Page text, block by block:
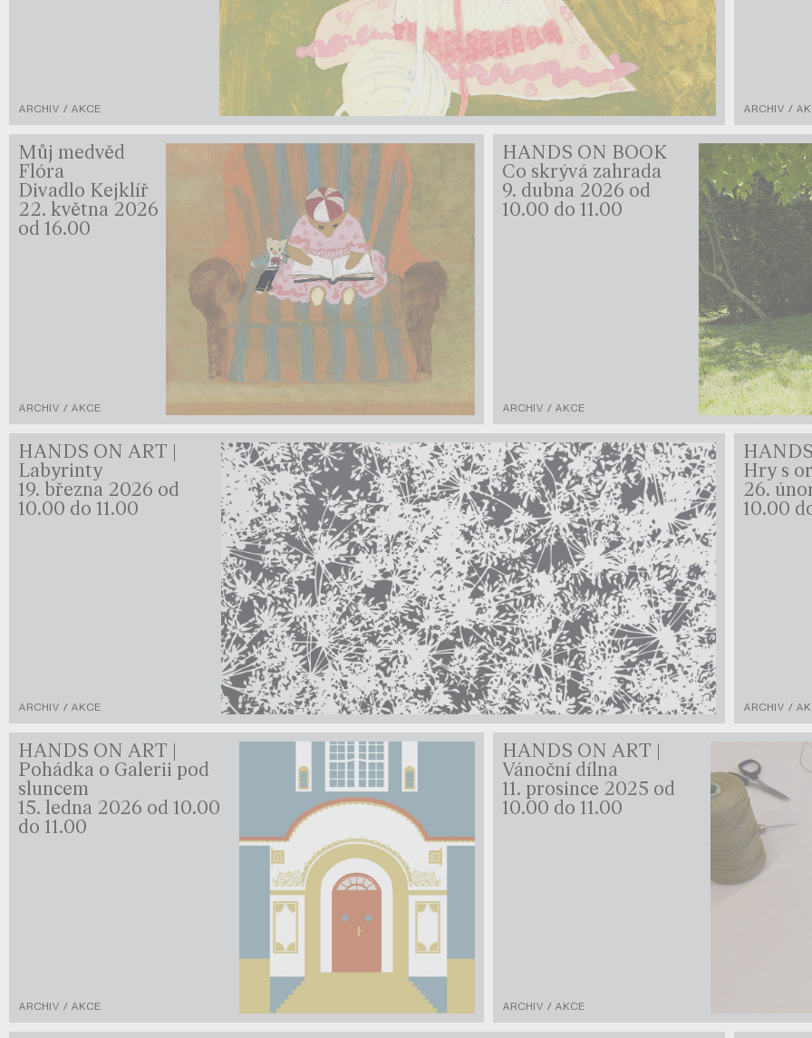
ARCHIV / AKCE ARCHIV /
Můj medvěd
Flóra
Divadlo Kejklíř
22. května 2026
od 16.00
ARCHIV / AKCE
HANDS ON BOOK
Co skrývá zahrada
9. dubna 2026 od
10.00 do 11.00
ARCHIV / AKCE
HANDS ON ART |
Labyrinty
19. března 2026 od
10.00 do 11.00
ARCHIV / AKCE
Hry s
26.
10.00
ARCHIV /
HANDS ON ART |
Pohádka o Galerii pod
sluncem
15. ledna 2026 od 10.00
do 11.00
ARCHIV / AKCE
HANDS ON ART |
Vánoční dílna
11. prosince 2025 od
10.00 do 11.00
ARCHIV / AKCE